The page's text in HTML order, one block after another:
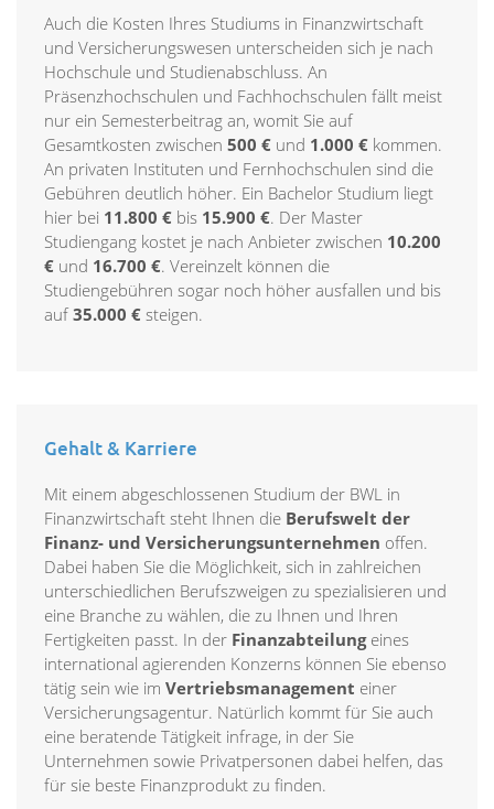
Auch die Kosten Ihres Studiums in Finanzwirtschaft
und Versicherungswesen unterscheiden sich je nach
Hochschule und Studienabschluss. An
Präsenzhochschulen und Fachhochschulen fällt meist
nur ein Semesterbeitrag an, womit Sie auf
Gesamtkosten zwischen 500 € und 1.000 € kommen.
An privaten Instituten und Fernhochschulen sind die
Gebühren deutlich höher. Ein Bachelor Studium liegt
hier bei 11.800 € bis 15.900 €. Der Master
Studiengang kostet je nach Anbieter zwischen 10.200
€ und 16.700 €. Vereinzelt können die
Studiengebühren sogar noch höher ausfallen und bis
auf 35.000 € steigen.
Gehalt & Karriere
Mit einem abgeschlossenen Studium der BWL in
Finanzwirtschaft steht Ihnen die Berufswelt der
Finanz- und Versicherungsunternehmen offen.
Dabei haben Sie die Möglichkeit, sich in zahlreichen
unterschiedlichen Berufszweigen zu spezialisieren und
eine Branche zu wählen, die zu Ihnen und Ihren
Fertigkeiten passt. In der Finanzabteilungeines
international agierenden Konzerns können Sie ebenso
tätig sein wie im Vertriebsmanagement einer
Versicherungsagentur. Natürlich kommt für Sie auch
eine beratende Tätigkeit infrage, in der Sie
Unternehmen sowie Privatpersonen dabei helfen, das
für sie beste Finanzprodukt zu finden.